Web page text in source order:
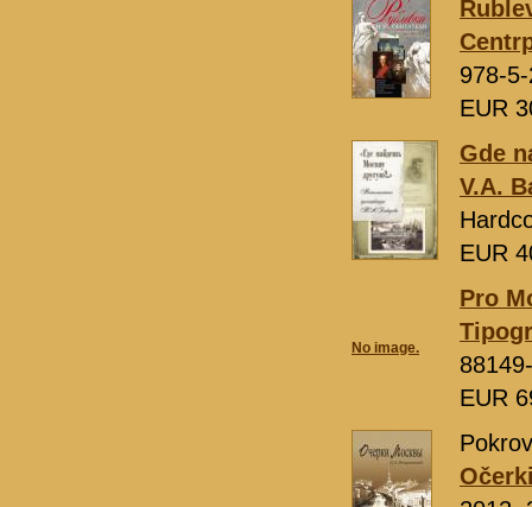
978-
EUR
Gde
V.A.
EUR
No image.
Pro
EUR